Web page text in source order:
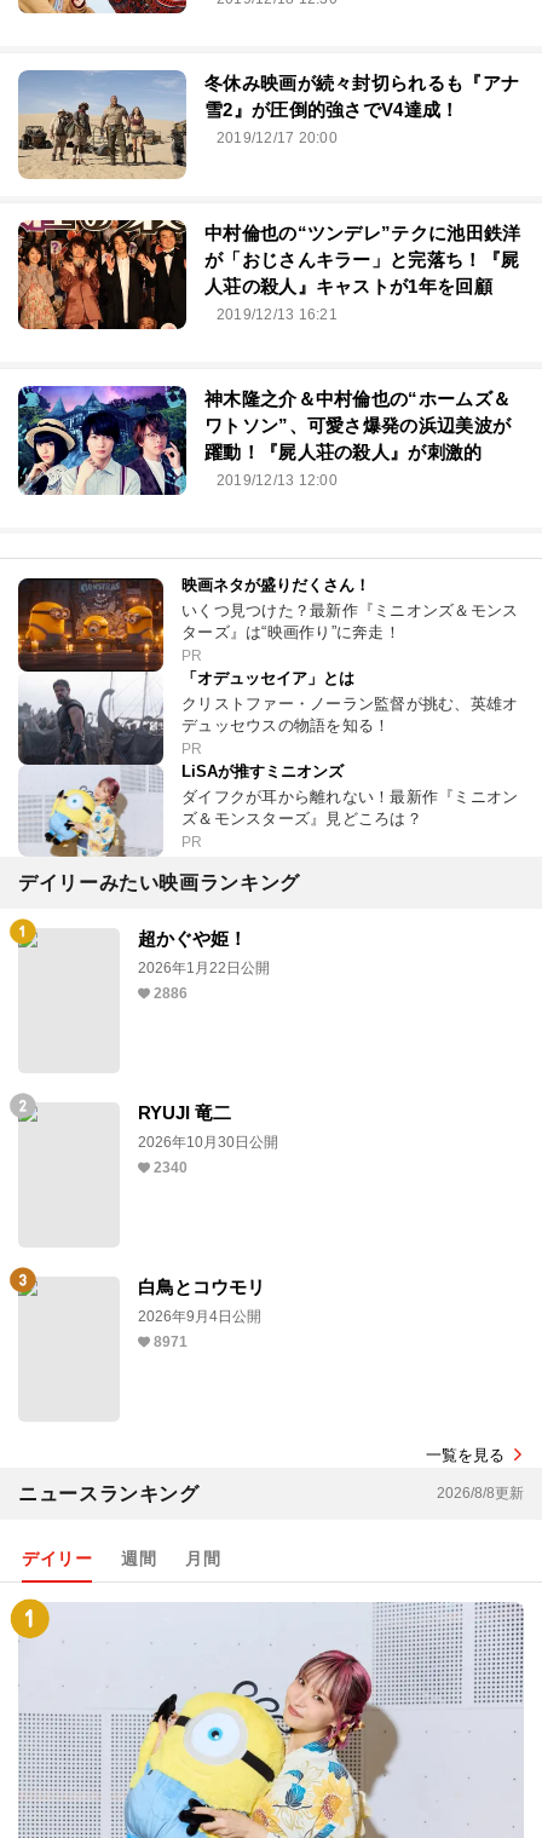
冬休み映画が続々封切られるも『アナ
雪2』が圧倒的強さでV4達成！
2019/12/17 20:00
中村倫也の“ツンデレ”テクに池田鉄洋
が「おじさんキラー」と完落ち！『屍
人荘の殺人』キャストが1年を回顧
2019/12/13 16:21
神木隆之介＆中村倫也の“ホームズ＆
ワトソン”、可愛さ爆発の浜辺美波が
躍動！『屍人荘の殺人』が刺激的
2019/12/13 12:00
映画ネタが盛りだくさん！
いくつ見つけた？最新作『ミニオンズ＆モンス
ターズ』は“映画作り”に奔走！
PR
「オデュッセイア」とは
クリストファー・ノーラン監督が挑む、英雄オ
デュッセウスの物語を知る！
PR
LiSAが推すミニオンズ
ダイフクが耳から離れない！最新作『ミニオン
ズ＆モンスターズ』見どころは？
PR
デイリーみたい映画ランキング
超かぐや姫！
2026年1月22日公開
2886
RYUJI 竜二
2026年10月30日公開
2340
白鳥とコウモリ
2026年9月4日公開
8971
一覧を見る
ニュースランキング 2026/8/8更新
デイリー 週間 月間